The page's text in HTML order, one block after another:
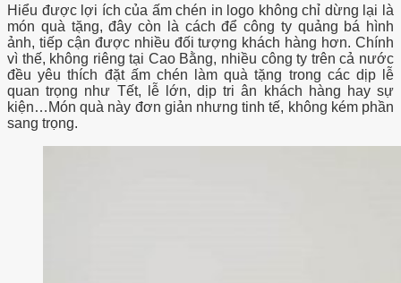
Hiểu được lợi ích của ấm chén in logo không chỉ dừng lại là
món quà tặng, đây còn là cách để công ty quảng bá hình
ảnh, tiếp cận được nhiều đối tượng khách hàng hơn. Chính
vì thế, không riêng tại Cao Bằng, nhiều công ty trên cả nước
đều yêu thích đặt ấm chén làm quà tặng trong các dịp lễ
quan trọng như Tết, lễ lớn, dịp tri ân khách hàng hay sự
kiện…Món quà này đơn giản nhưng tinh tế, không kém phần
sang trọng.